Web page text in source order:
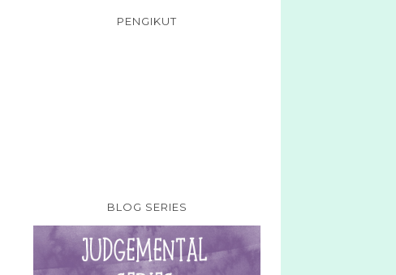
PENGIKUT
BLOG SERIES